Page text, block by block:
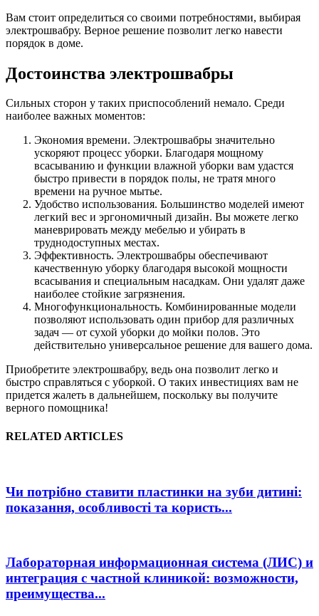
Вам стоит определиться со своими потребностями, выбирая
электрошвабру. Верное решение позволит легко навести
порядок в доме.
Достоинства электрошвабры
Сильных сторон у таких приспособлений немало. Среди
наиболее важных моментов:
Экономия времени. Электрошвабры значительно
ускоряют процесс уборки. Благодаря мощному
всасыванию и функции влажной уборки вам удастся
быстро привести в порядок полы, не тратя много
времени на ручное мытье.
Удобство использования. Большинство моделей имеют
легкий вес и эргономичный дизайн. Вы можете легко
маневрировать между мебелью и убирать в
труднодоступных местах.
Эффективность. Электрошвабры обеспечивают
качественную уборку благодаря высокой мощности
всасывания и специальным насадкам. Они удалят даже
наиболее стойкие загрязнения.
Многофункциональность. Комбинированные модели
позволяют использовать один прибор для различных
задач — от сухой уборки до мойки полов. Это
действительно универсальное решение для вашего дома.
Приобретите электрошвабру, ведь она позволит легко и
быстро справляться с уборкой. О таких инвестициях вам не
придется жалеть в дальнейшем, поскольку вы получите
верного помощника!
RELATED ARTICLES
Чи потрібно ставити пластинки на зуби дитині:
показання, особливості та користь...
Лабораторная информационная система (ЛИС) и
интеграция с частной клиникой: возможности,
преимущества...